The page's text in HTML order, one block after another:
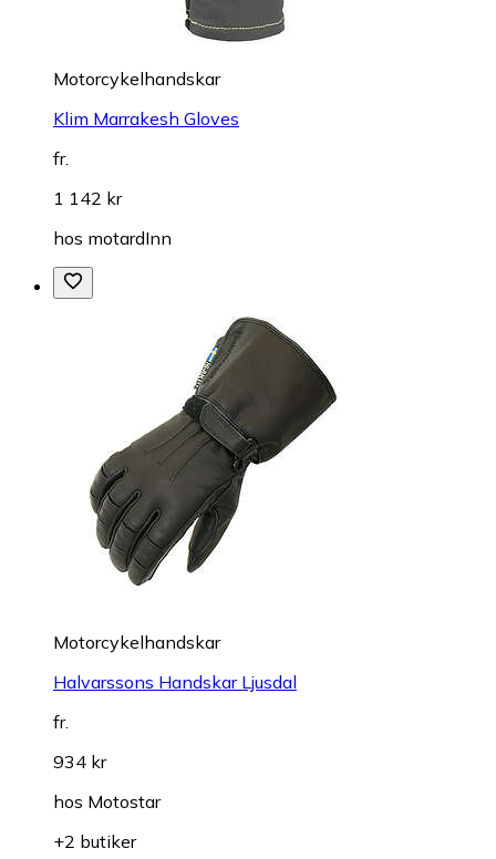
Motorcykelhandskar
Klim Marrakesh Gloves
fr.
1 142 kr
hos motardInn
Motorcykelhandskar
Halvarssons Handskar Ljusdal
fr.
934 kr
hos Motostar
+2 butiker